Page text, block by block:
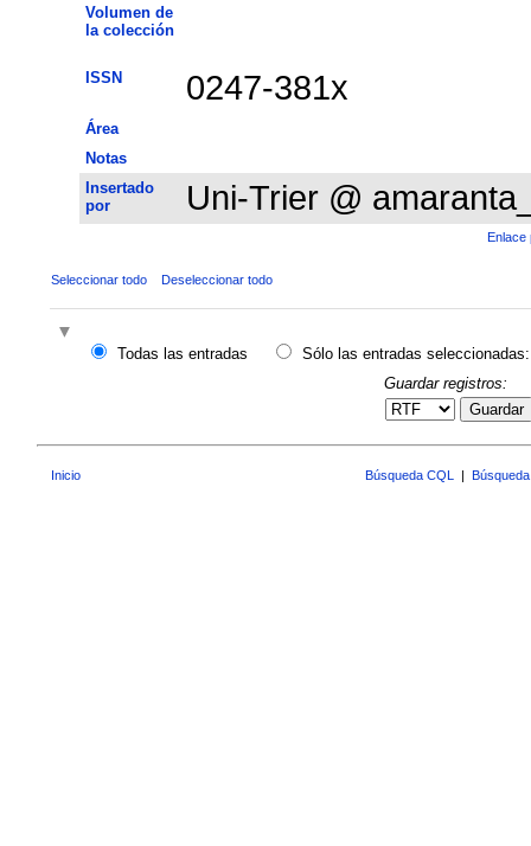
Volumen de
la colección
ISSN 0247-381x
Área
Notas
Insertado
por
Uni-Trier @
Enlace
Seleccionar todo Deseleccionar todo
Todas las entradas
Sólo las entradas seleccionadas:
Guardar registros:
Guardar
Inicio Búsqueda CQL